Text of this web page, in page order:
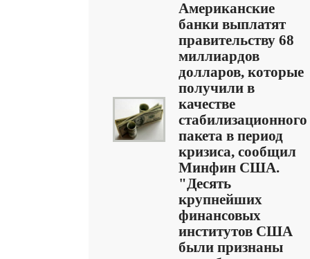
Американские
банки выплатят
правительству 68
миллиардов
долларов, которые
получили в
качестве
стабилизационного
пакета в период
кризиса, сообщил
Минфин США.
"Десять
крупнейших
финансовых
институтов США
были признаны